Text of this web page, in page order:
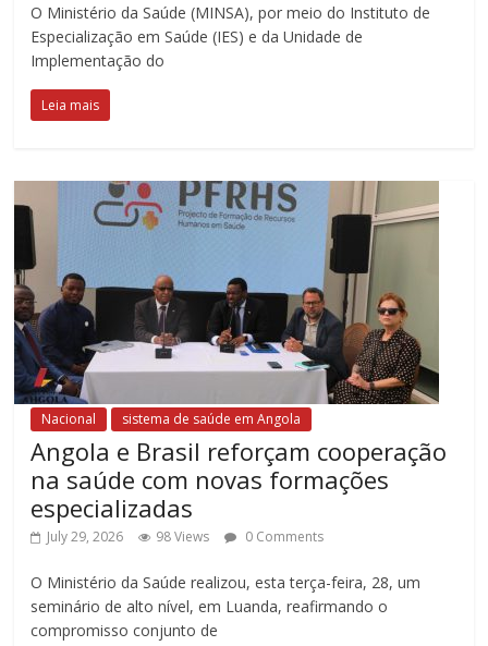
O Ministério da Saúde (MINSA), por meio do Instituto de
Especialização em Saúde (IES) e da Unidade de
Implementação do
Leia mais
Nacional sistema de saúde em Angola
Angola e Brasil reforçam cooperação
na saúde com novas formações
especializadas
July 29, 2026 98 Views 0 Comments
O Ministério da Saúde realizou, esta terça-feira, 28, um
seminário de alto nível, em Luanda, reafirmando o
compromisso conjunto de